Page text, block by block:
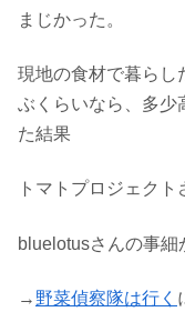
まじかった。
現地の食材で暮らし
ぶくらいなら、多少
た結果
トマトプロジェク
bluelotusさんの事細
→ 野菜偵察隊は行く